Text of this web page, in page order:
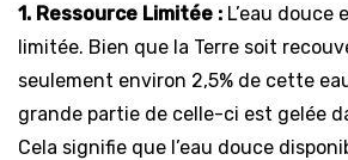
1. Ressource Limitée : L’eau douce
limitée. Bien que la Terre soit
seulement environ 2,5% de cette
grande partie de celle-ci est gelée
Cela signifie que l’eau douce